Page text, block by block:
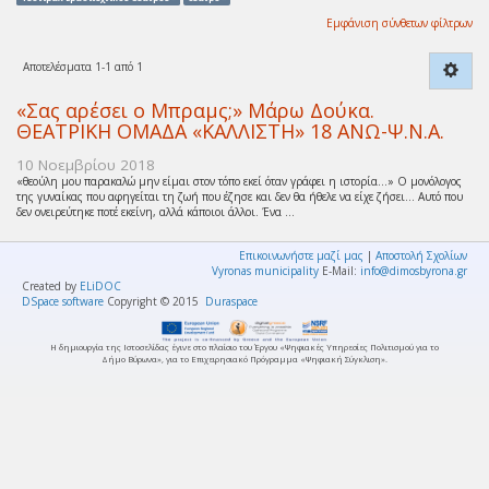
Εμφάνιση σύνθετων φίλτρων
Αποτελέσματα 1-1 από 1
«Σας αρέσει ο Μπραμς;» Μάρω Δούκα.
ΘΕΑΤΡΙΚΗ ΟΜΑΔΑ «ΚΑΛΛΙΣΤΗ» 18 ΑΝΩ-Ψ.Ν.Α.
10 Νοεμβρίου 2018
«θεούλη μου παρακαλώ μην είμαι στον τόπο εκεί όταν γράφει η ιστορία…» Ο μονόλογος
της γυναίκας που αφηγείται τη ζωή που έζησε και δεν θα ήθελε να είχε ζήσει… Αυτό που
δεν ονειρεύτηκε ποτέ εκείνη, αλλά κάποιοι άλλοι. Ένα ...
Επικοινωνήστε μαζί μας | Αποστολή Σχολίων
Vyronas municipality E-Mail: info@dimosbyrona.gr
Created by ELiDOC
DSpace software Copyright © 2015 Duraspace
Η δημιουργία της Ιστοσελίδας έγινε στο πλαίσιο του Έργου «Ψηφιακές Υπηρεσίες Πολιτισμού για το
Δήμο Βύρωνα», για το Επιχειρησιακό Πρόγραμμα «Ψηφιακή Σύγκλιση».